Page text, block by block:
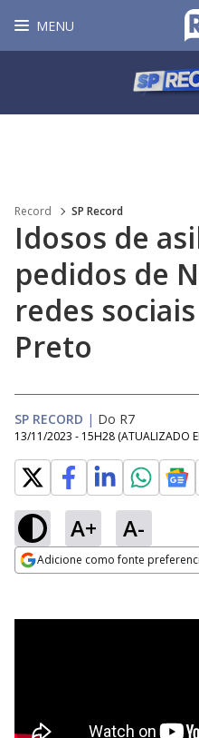
MENU
Record SP Record
Idosos de
pedidos de
redes
Preto
SP RECORD | Do R7
13/11/2023 - 15H28 (ATUALIZADO
A+ A-
Adicione como fonte